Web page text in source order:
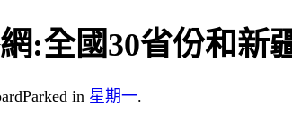
:全國30省份和新
Parked in 星期一.